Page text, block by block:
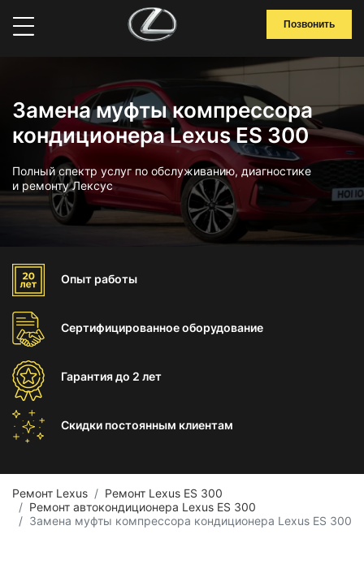
Позвонить
Замена муфты компрессора
кондиционера Lexus ES 300
Полный спектр услуг по обслуживанию, диагностике
и ремонту Лексус
Опыт работы
Сертифицированноеоборудование
Гарантиядо 2 лет
Скидки постоянным клиентам
Ремонт Lexus
Ремонт Lexus ES 300
Ремонт автокондиционера Lexus ES 300
Замена муфты компрессора кондиционера Lexus ES 300